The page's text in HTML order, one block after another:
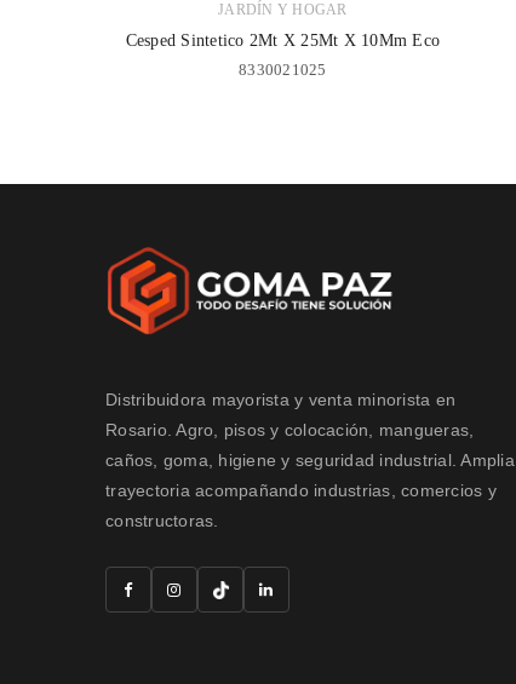
JARDÍN Y HOGAR
Cesped Sintetico 2Mt X 25Mt X 10Mm Eco
8330021025
Distribuidora mayorista y venta minorista en
Rosario. Agro, pisos y colocación, mangueras,
caños, goma, higiene y seguridad industrial. Amplia
trayectoria acompañando industrias, comercios y
constructoras.